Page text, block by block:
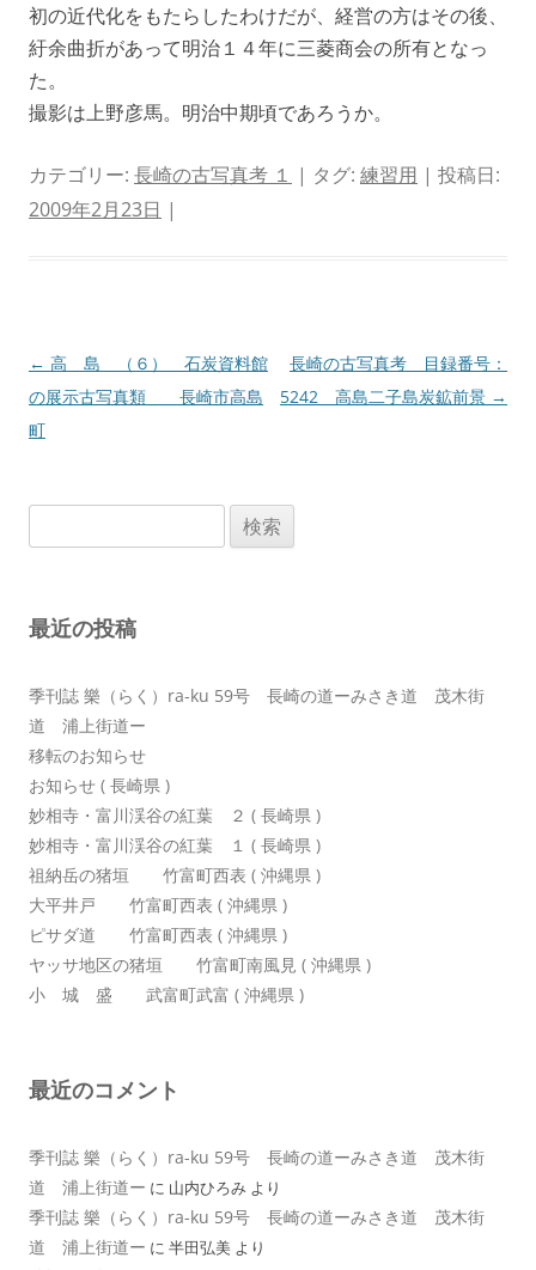
初の近代化をもたらしたわけだが、経営の方はその後、
紆余曲折があって明治１４年に三菱商会の所有となっ
た。
撮影は上野彦馬。明治中期頃であろうか。
カテゴリー: 長崎の古写真考 １ | タグ: 練習用 | 投稿日:
2009年2月23日 |
投
稿
ナ
ン
← 高 島 （６） 石炭資料館
の展示古写真類 長崎市高島
町
長崎の古写真考 目録番号：
5242 高島二子島炭鉱前景 →
索:
最近の投稿
季刊誌 樂（らく）ra-ku 59号 長崎の道ーみさき道 茂木街
道 浦上街道ー
移転のお知らせ
お知らせ ( 長崎県 )
妙相寺・富川渓谷の紅葉 ２ ( 長崎県 )
妙相寺・富川渓谷の紅葉 １ ( 長崎県 )
祖納岳の猪垣 竹富町西表 ( 沖縄県 )
大平井戸 竹富町西表 ( 沖縄県 )
ピサダ道 竹富町西表 ( 沖縄県 )
ヤッサ地区の猪垣 竹富町南風見 ( 沖縄県 )
小 城 盛 武富町武富 ( 沖縄県 )
最近のコメント
季刊誌 樂（らく）ra-ku 59号 長崎の道ーみさき道 茂木街
道 浦上街道ー に 山内ひろみ より
季刊誌 樂（らく）ra-ku 59号 長崎の道ーみさき道 茂木街
道 浦上街道ー に 半田弘美 より